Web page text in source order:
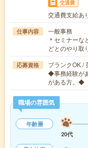
交通費
交通費支給あ
仕事内容
一般事務
＊セミナーな
どとのやり取
応募資格
ブランクOK /
◆事務経験が
がある方。◆
職場の雰囲気
年齢層
20代